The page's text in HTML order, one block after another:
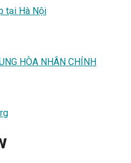
tại Hà Nội
HÒA NHÂN CHÍNH